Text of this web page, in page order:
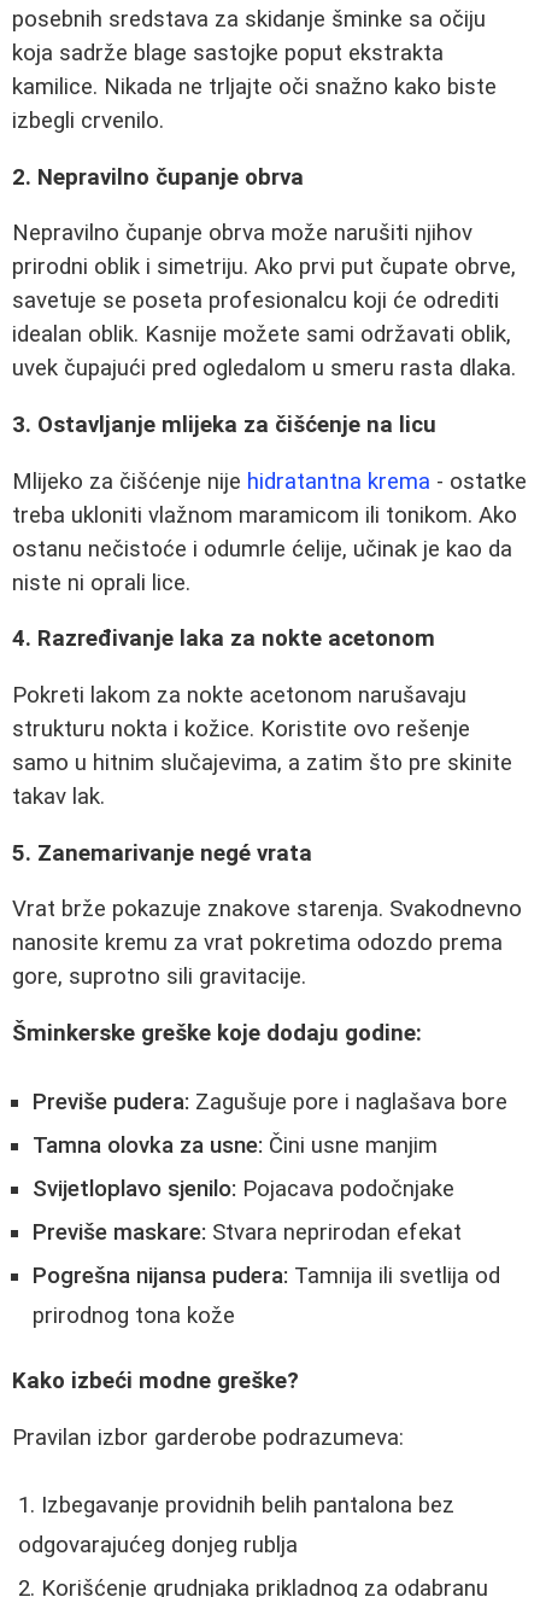
posebnih sredstava za skidanje šminke sa očiju
koja sadrže blage sastojke poput ekstrakta
kamilice. Nikada ne trljajte oči snažno kako biste
izbegli crvenilo.
2. Nepravilno čupanje obrva
Nepravilno čupanje obrva može narušiti njihov
prirodni oblik i simetriju. Ako prvi put čupate obrve,
savetuje se poseta profesionalcu koji će odrediti
idealan oblik. Kasnije možete sami održavati oblik,
uvek čupajući pred ogledalom u smeru rasta dlaka.
3. Ostavljanje mlijeka za čišćenje na licu
Mlijeko za čišćenje nije hidratantna krema - ostatke
treba ukloniti vlažnom maramicom ili tonikom. Ako
ostanu nečistoće i odumrle ćelije, učinak je kao da
niste ni oprali lice.
4. Razređivanje laka za nokte acetonom
Pokreti lakom za nokte acetonom narušavaju
strukturu nokta i kožice. Koristite ovo rešenje
samo u hitnim slučajevima, a zatim što pre skinite
takav lak.
5. Zanemarivanje negé vrata
Vrat brže pokazuje znakove starenja. Svakodnevno
nanosite kremu za vrat pokretima odozdo prema
gore, suprotno sili gravitacije.
Šminkerske greške koje dodaju godine:
Previše pudera: Zagušuje pore i naglašava bore
Tamna olovka za usne: Čini usne manjim
Svijetloplavo sjenilo: Pojacava podočnjake
Previše maskare: Stvara neprirodan efekat
Pogrešna nijansa pudera: Tamnija ili svetlija od
prirodnog tona kože
Kako izbeći modne greške?
Pravilan izbor garderobe podrazumeva:
Izbegavanje providnih belih pantalona bez
odgovarajućeg donjeg rublja
Korišćenje grudnjaka prikladnog za odabranu